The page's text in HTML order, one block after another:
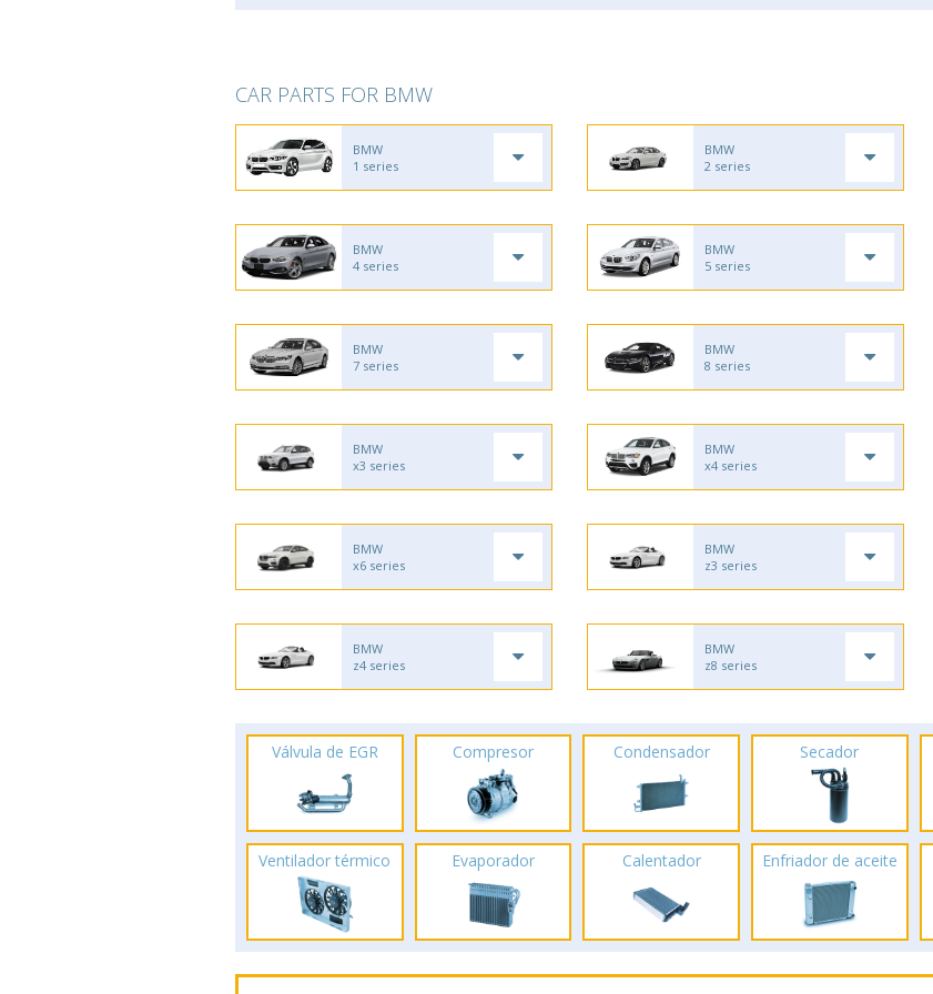
CAR PARTS FOR BMW
BMW
1 series
BMW
2 series
BMW
4 series
BMW
5 series
BMW
7 series
BMW
8 series
BMW
x3 series
BMW
x4 series
BMW
x6 series
BMW
z3 series
BMW
z4 series
BMW
z8 series
Válvula de EGR Compresor Condensador Secador
Ventilador térmico Evaporador Calentador Enfriador de aceite